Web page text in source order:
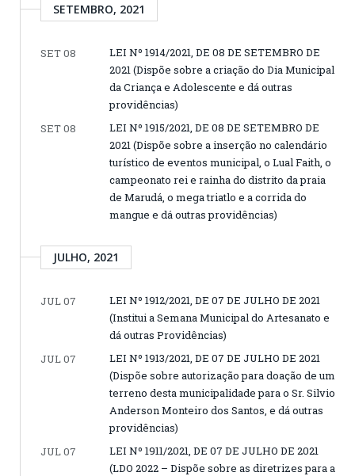
SETEMBRO, 2021
SET 08
LEI Nº 1914/2021, DE 08 DE SETEMBRO DE
2021 (Dispõe sobre a criação do Dia Municipal
da Criança e Adolescente e dá outras
providências)
SET 08
LEI Nº 1915/2021, DE 08 DE SETEMBRO DE
2021 (Dispõe sobre a inserção no calendário
turístico de eventos municipal, o Lual Faith, o
campeonato rei e rainha do distrito da praia
de Marudá, o mega triatlo e a corrida do
mangue e dá outras providências)
JULHO, 2021
JUL 07
LEI Nº 1912/2021, DE 07 DE JULHO DE 2021
(Institui a Semana Municipal do Artesanato e
dá outras Providências)
JUL 07
LEI Nº 1913/2021, DE 07 DE JULHO DE 2021
(Dispõe sobre autorização para doação de um
terreno desta municipalidade para o Sr. Silvio
Anderson Monteiro dos Santos, e dá outras
providências)
JUL 07
LEI Nº 1911/2021, DE 07 DE JULHO DE 2021
(LDO 2022 – Dispõe sobre as diretrizes para a